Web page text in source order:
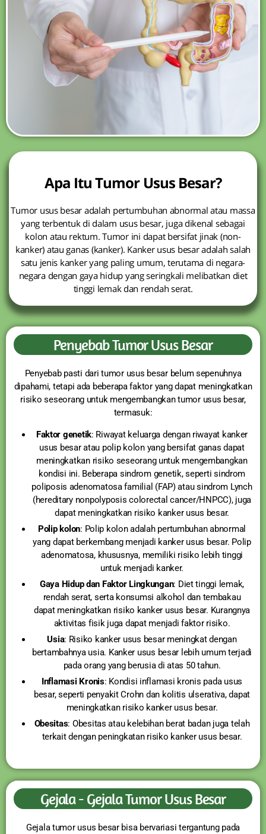
Apa Itu Tumor Usus Besar?
Tumor usus besar adalah pertumbuhan abnormal atau massa
yang terbentuk di dalam usus besar, juga dikenal sebagai
kolon atau rektum. Tumor ini dapat bersifat jinak (non-
kanker) atau ganas (kanker). Kanker usus besar adalah salah
satu jenis kanker yang paling umum, terutama di negara-
negara dengan gaya hidup yang seringkali melibatkan diet
tinggi lemak dan rendah serat.
Penyebab Tumor Usus Besar
Penyebab pasti dari tumor usus besar belum sepenuhnya
dipahami, tetapi ada beberapa faktor yang dapat meningkatkan
risiko seseorang untuk mengembangkan tumor usus besar,
termasuk:
Faktor genetik: Riwayat keluarga dengan riwayat kanker
usus besar atau polip kolon yang bersifat ganas dapat
meningkatkan risiko seseorang untuk mengembangkan
kondisi ini. Beberapa sindrom genetik, seperti sindrom
poliposis adenomatosa familial (FAP) atau sindrom Lynch
(hereditary nonpolyposis colorectal cancer/HNPCC), juga
dapat meningkatkan risiko kanker usus besar.
Polip kolon: Polip kolon adalah pertumbuhan abnormal
yang dapat berkembang menjadi kanker usus besar. Polip
adenomatosa, khususnya, memiliki risiko lebih tinggi
untuk menjadi kanker.
Gaya Hidup dan Faktor Lingkungan: Diet tinggi lemak,
rendah serat, serta konsumsi alkohol dan tembakau
dapat meningkatkan risiko kanker usus besar. Kurangnya
aktivitas fisik juga dapat menjadi faktor risiko.
Usia: Risiko kanker usus besar meningkat dengan
bertambahnya usia. Kanker usus besar lebih umum terjadi
pada orang yang berusia di atas 50 tahun.
Inflamasi Kronis: Kondisi inflamasi kronis pada usus
besar, seperti penyakit Crohn dan kolitis ulserativa, dapat
meningkatkan risiko kanker usus besar.
Obesitas: Obesitas atau kelebihan berat badan juga telah
terkait dengan peningkatan risiko kanker usus besar.
Gejala - Gejala Tumor Usus Besar
Gejala tumor usus besar bisa bervariasi tergantung pada